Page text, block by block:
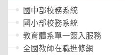
國中部校務系統
國小部校務系統
教育體系單一簽入服務
全國教師在職進修網